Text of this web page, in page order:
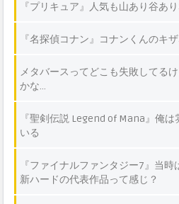
『プリキュア』人気も山あり谷あ
『名探偵コナン』コナンくんのキ
メタバースってどこも失敗してる
かな…
『聖剣伝説 Legend of Mana』俺
いる
『ファイナルファンタジー7』当
新ハードの代表作品って感じ？